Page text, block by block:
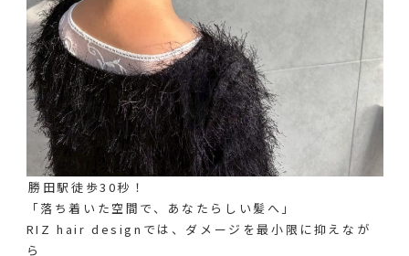
⁡勝田駅徒歩30秒！
「落ち着いた空間で、あなたらしい髪へ」
RIZ hair designでは、ダメージを最小限に抑えなが
ら